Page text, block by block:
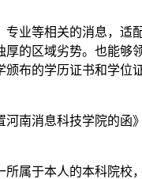
等相关的消息，适
的区域劣势。也能够
布的学历证书和学位
消息科技学院的函
于本人的本科院校